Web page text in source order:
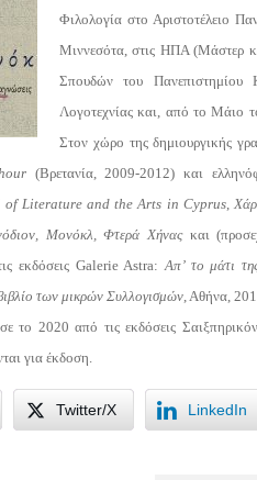
Φιλολογία στο Αριστοτέλειο
Μιννεσότα, στις ΗΠΑ (Μάστερ
Σπουδών του Πανεπιστημίου
Λογοτεχνίας και, από το Μάιο
Στον χώρο της δημιουργικής
(Βρετανία, 2009-2012) και
ofLiteratureand the Arts in Cyprus,
Μονόκλ, Φτερά Χήνας και
εκδόσεις Galerie Astra: Απ’ το μάτι
των μικρών Συλλογισμών , Αθήνα,
το 2020 από τις εκδόσεις
για έκδοση.
Twitter/X LinkedIn